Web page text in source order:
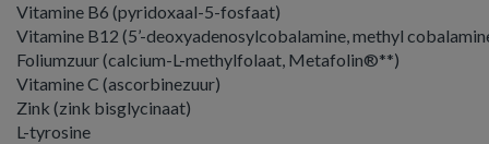
Vitamine B6 (pyridoxaal-5-fosfaat)
Vitamine B12 (5’-deoxyadenosylcobalamine, methyl
Foliumzuur (calcium-L-methylfolaat, Metafolin®**)
Vitamine C (ascorbinezuur)
Zink (zink bisglycinaat)
L-tyrosine